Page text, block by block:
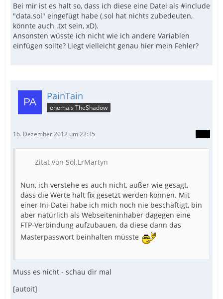
Bei mir ist es halt so, dass ich diese eine Datei als #include
"data.sol" eingefügt habe (.sol hat nichts zubedeuten,
könnte auch .txt sein, xD).
Ansonsten wüsste ich nicht wie ich andere Variablen
einfügen sollte? Liegt vielleicht genau hier mein Fehler?
PainTain
ehemals TheShadow
16. Dezember 2012 um 22:35
Zitat von Sol.LrMartyn
Nun, ich verstehe es auch nicht, außer wie gesagt,
dass die Werte halt fix gesetzt werden können. Mit
einer Ini-Datei habe ich mich noch nie beschäftigt, bin
aber natürlich als Webseiteninhaber dagegen eine
FTP-Verbindung aufzubauen, da diese dann das
Masterpasswort beinhalten müsste
Muss es nicht - schau dir mal
[autoit]